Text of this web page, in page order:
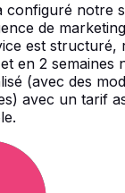
configuré notre
de
est structuré,
en 2 semaines
(avec des
avec un tarif